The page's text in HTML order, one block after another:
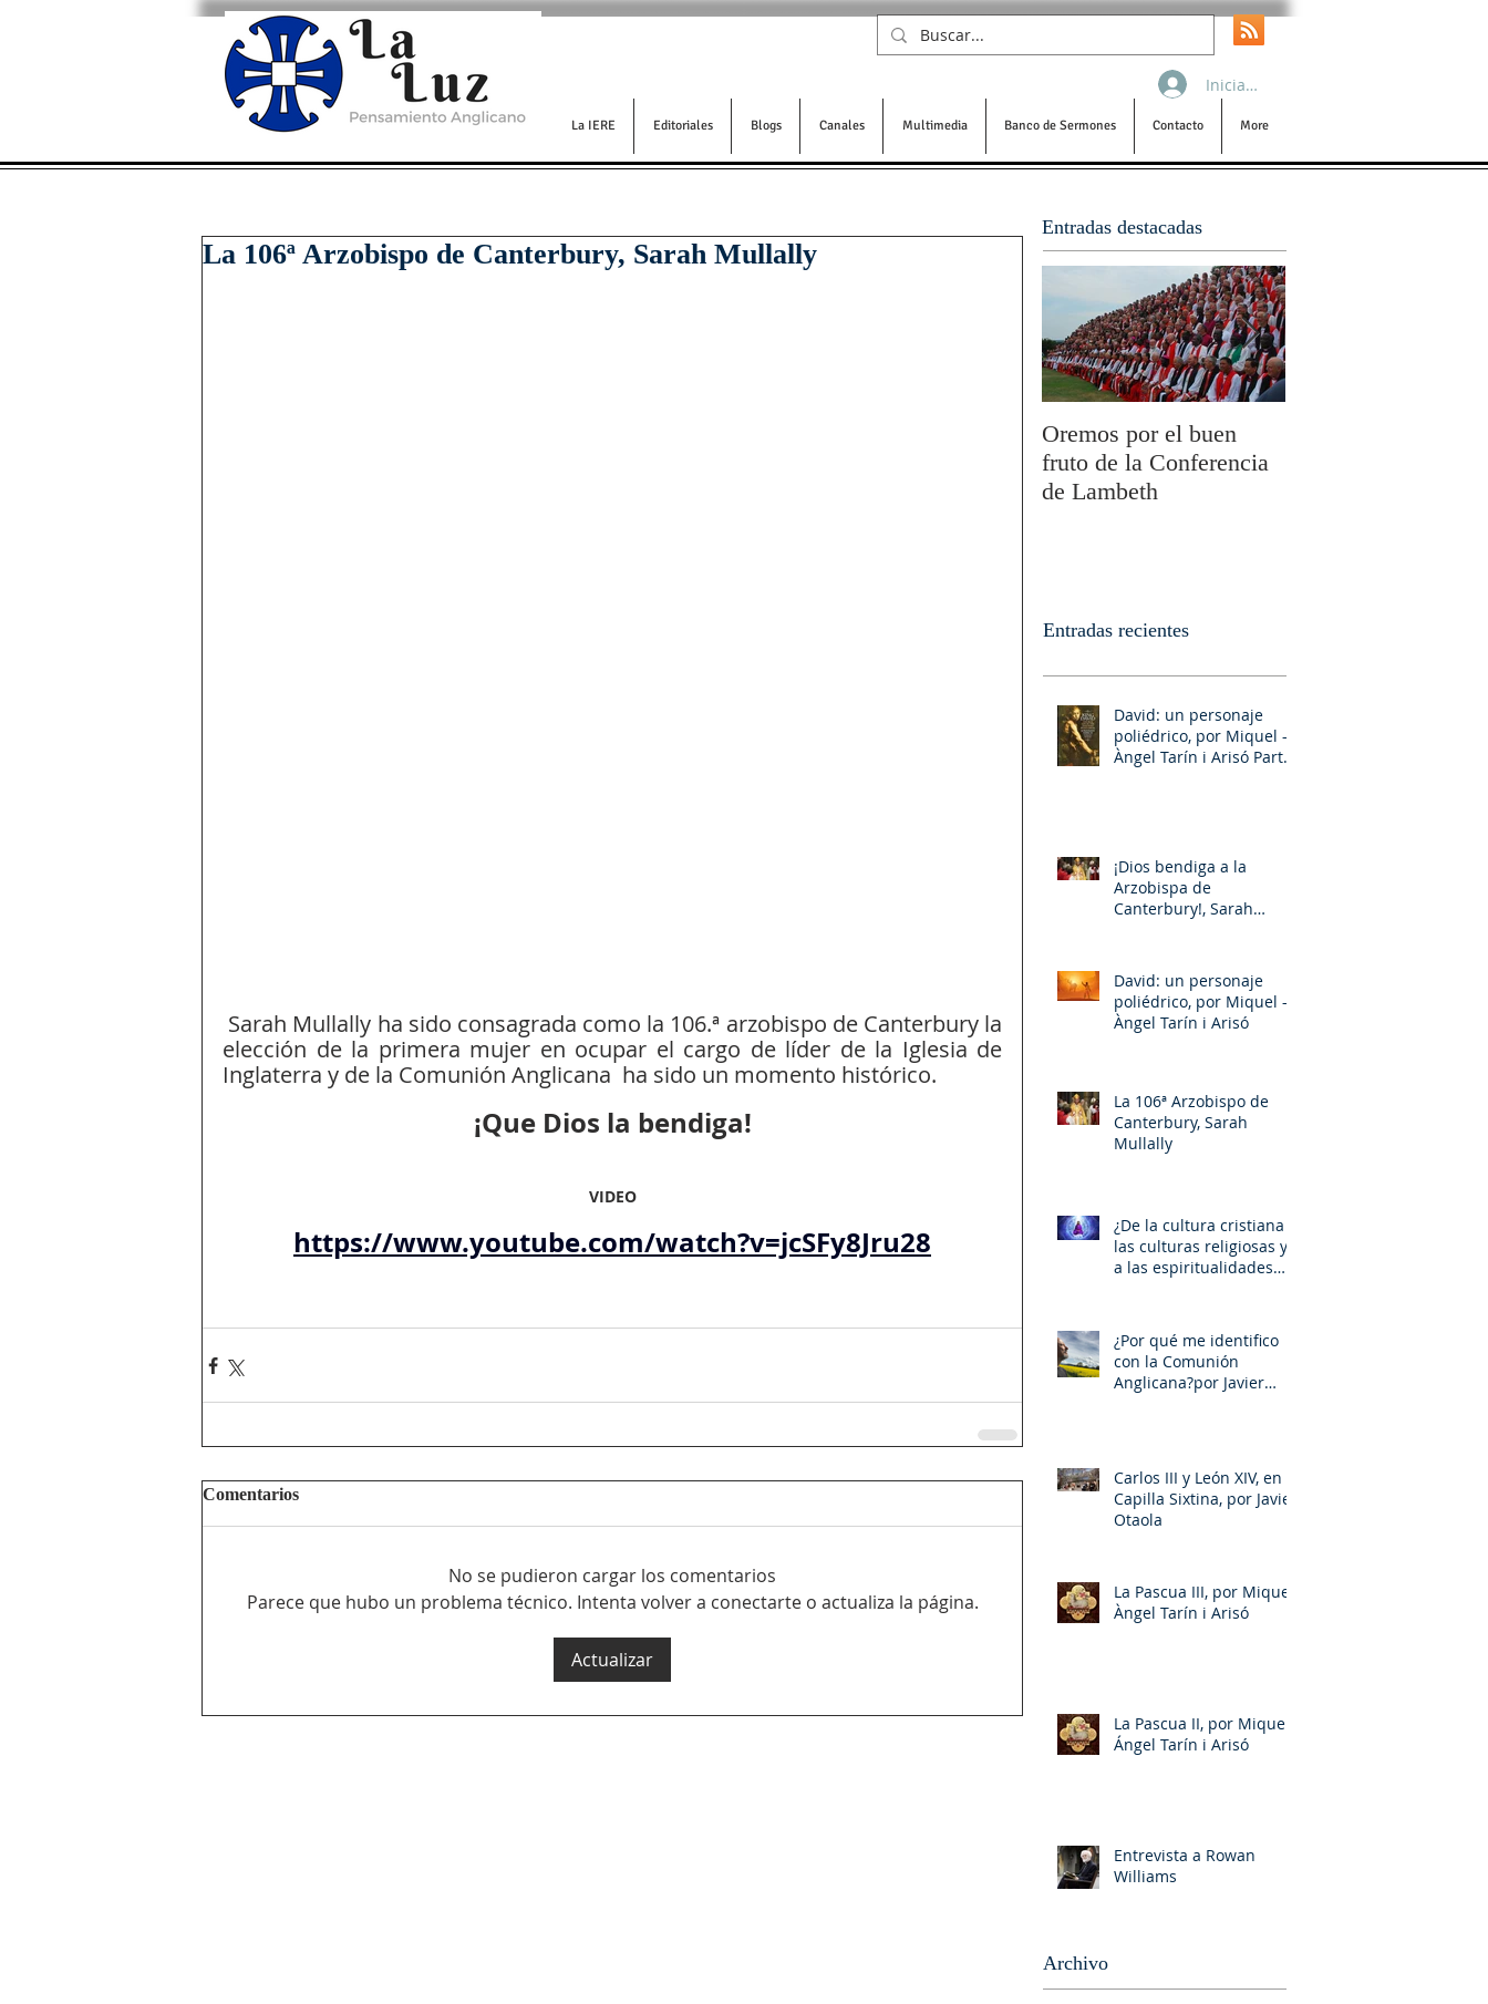
La IERE Editoriales Blogs Canales Multimedia Banco de Sermones Contacto More
Iniciar sesión
La 106ª Arzobispo de Canterbury, Sarah Mullally
elección de la primera mujer en ocupar el cargo de líder de la Iglesia de
Inglaterra y de la Comunión Anglicana  ha sido un momento histórico.
¡Que Dios la bendiga!
VIDEO
https://www.youtube.com/watch?v=jcSFy8Jru28
Comentarios
No se pudieron cargar los comentarios
Parece que hubo un problema técnico. Intenta volver a conectarte o actualiza la página.
Actualizar
Entradas destacadas
Oremos por el buen
fruto de la Conferencia
de Lambeth
Entradas recientes
David: un personaje
poliédrico, por Miquel –
Àngel Tarín i Arisó Parte
¡Dios bendiga a la
Arzobispa de
Canterbury!, Sarah
David: un personaje
poliédrico, por Miquel –
Àngel Tarín i Arisó
La 106ª Arzobispo de
Canterbury, Sarah
Mullally
¿De la cultura cristiana a
las culturas religiosas y
a las espiritualidades
¿Por qué me identifico
con la Comunión
Anglicana?por Javier
Carlos III y León XIV, en la
Capilla Sixtina, por Javier
Otaola
La Pascua III, por Miquel-
Àngel Tarín i Arisó
La Pascua II, por Miquel-
Ángel Tarín i Arisó
Entrevista a Rowan
Williams
Archivo